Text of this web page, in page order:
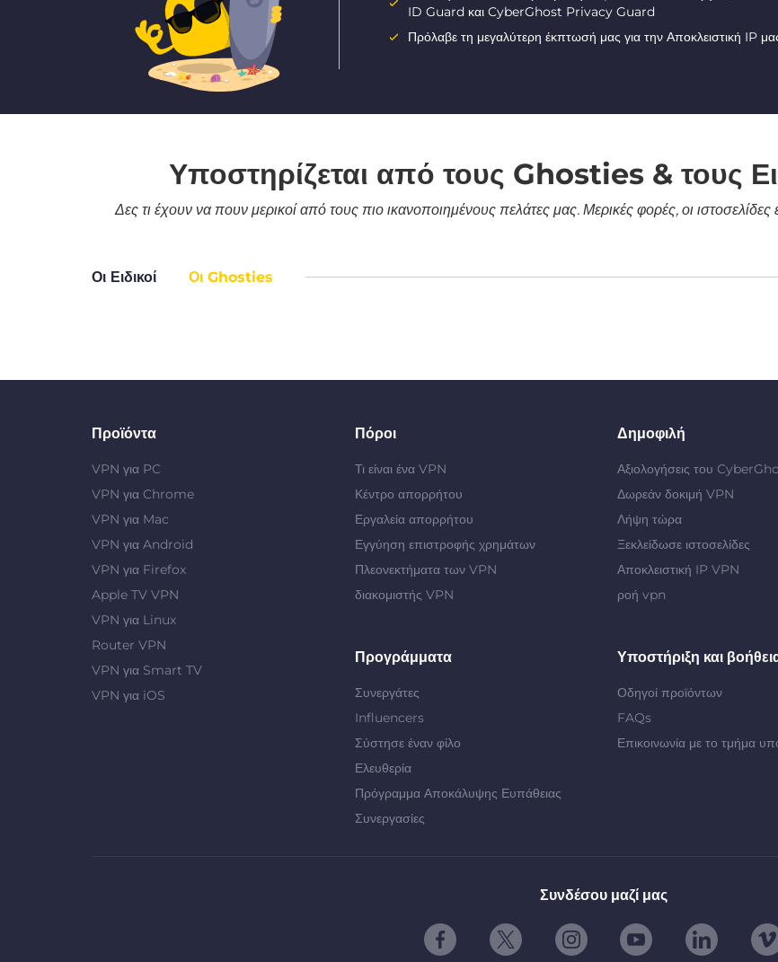
ID Guard και CyberGhost Privacy Guard
Πρόλαβε τη μεγαλύτερη έκπτωσή μας για την Αποκλειστική IP
Υποστηρίζεται από τους Ghosties & τους
Δες τι έχουν να πουν μερικοί από τους πιο ικανοποιημένους πελάτες μας. Μερικές φορές, οι
Οι Ειδικοί Οι Ghosties
Προϊόντα
VPN για PC
VPN για Chrome
VPN για Mac
VPN για Android
VPN για Firefox
Apple TV VPN
VPN για Linux
Router VPN
VPN για Smart TV
VPN για iOS
Πόροι
Τι είναι ένα VPN
Κέντρο απορρήτου
Εργαλεία απορρήτου
Εγγύηση επιστροφής χρημάτων
Πλεονεκτήματα των VPN
διακομιστής VPN
Δημοφιλή
Αξιολογήσεις του
Δωρεάν δοκιμή VPN
Λήψη τώρα
Ξεκλείδωσε ιστοσελίδες
Αποκλειστική IP VPN
ροή vpn
Προγράμματα
Συνεργάτες
Influencers
Σύστησε έναν φίλο
Ελευθερία
Πρόγραμμα Αποκάλυψης Ευπάθειας
Συνεργασίες
Υποστήριξη και
Οδηγοί προϊόντων
FAQs
Επικοινωνία με το τμήμα
Συνδέσου μαζί μας